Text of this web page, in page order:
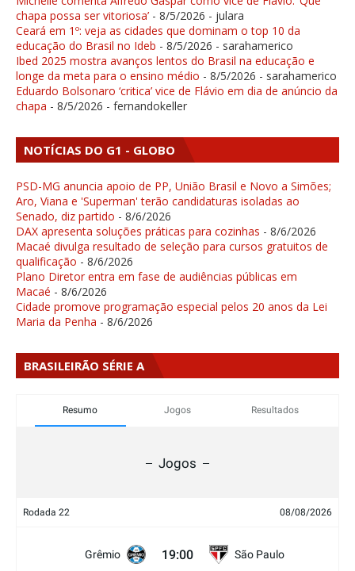
chapa possa ser vitoriosa’ - 8/5/2026 - julara
Ceará em 1º: veja as cidades que dominam o top 10 da
educação do Brasil no Ideb - 8/5/2026 - sarahamerico
Ibed 2025 mostra avanços lentos do Brasil na educação e
longe da meta para o ensino médio - 8/5/2026 - sarahamerico
Eduardo Bolsonaro ‘critica’ vice de Flávio em dia de anúncio da
chapa - 8/5/2026 - fernandokeller
NOTÍCIAS DO G1 - GLOBO
PSD-MG anuncia apoio de PP, União Brasil e Novo a Simões;
Aro, Viana e 'Superman' terão candidaturas isoladas ao
Senado, diz partido - 8/6/2026
DAX apresenta soluções práticas para cozinhas - 8/6/2026
Macaé divulga resultado de seleção para cursos gratuitos de
qualificação - 8/6/2026
Plano Diretor entra em fase de audiências públicas em
Macaé - 8/6/2026
Cidade promove programação especial pelos 20 anos da Lei
Maria da Penha - 8/6/2026
BRASILEIRÃO SÉRIE A
Resumo Jogos Resultados
Jogos
Rodada 22 08/08/2026
Grêmio 19:00 São Paulo